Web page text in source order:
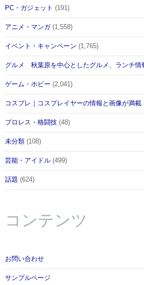
PC・ガジェット (191)
アニメ・マンガ(1,558)
イベント・キャンペーン (1,765)
グルメ 秋葉原を中心としたグルメ、ランチ
ゲーム・ホビー (2,041)
コスプレ｜コスプレイヤーの情報と画像が満載
プロレス・格闘技 (48)
未分類 (108)
芸能・アイドル (499)
話題 (624)
コンテンツ
お問い合わせ
サンプルページ